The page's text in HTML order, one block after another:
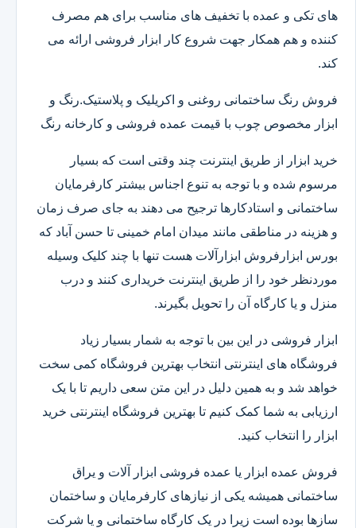
های تکی و عمده با تخفیف های مناسب برای هم مصرف
کننده و هم همکار جهت شروع کار ابزار فروشی ارائه می
کند.
فروش رنگ ساختمانی روغنی و اکریلیک و پلاستیک.رنگ و
ابزار مخصوص چوب با قیمت عمده فروشی و کارخانه رنگ
خرید ابزار از طریق اینترنت چند وقتی است که بسیار
مرسوم شده و با توجه به تنوع اجناس بیشتر کارفرمایان
ساختمانی و استادکارها ترجیح می دهند به جای صرف زمان
و هزینه در مناطقی مانند میدان امام خمینی تا حسن آباد که
بورس ابزارفروش ابزارآلات هست تنها با چند کلیک وسیله
موردنظر خود را از طریق اینترنت خریداری کنند و درب
منزل و یا کارگاه آن را تحویل بگیرند.
ابزار فروشی در این بین با توجه به شمار بسیار زیاد
فروشگاه های اینترنتی انتخاب بهترین فروشگاه کمی سخت
خواهد شد و به همین دلیل در این متن سعی داریم تا با یک
ارزیابی به شما کمک کنیم تا بهترین فروشگاه اینترنتی خرید
ابزار را انتخاب کنید.
فروش عمده ابزار یا عمده فروشی ابزار آلات و یراق
ساختمانی همیشه یکی از نیازهای کارفرمایان و ساختمان
سازها بوده است زیرا در یک کارگاه ساختمانی و یا شرکت